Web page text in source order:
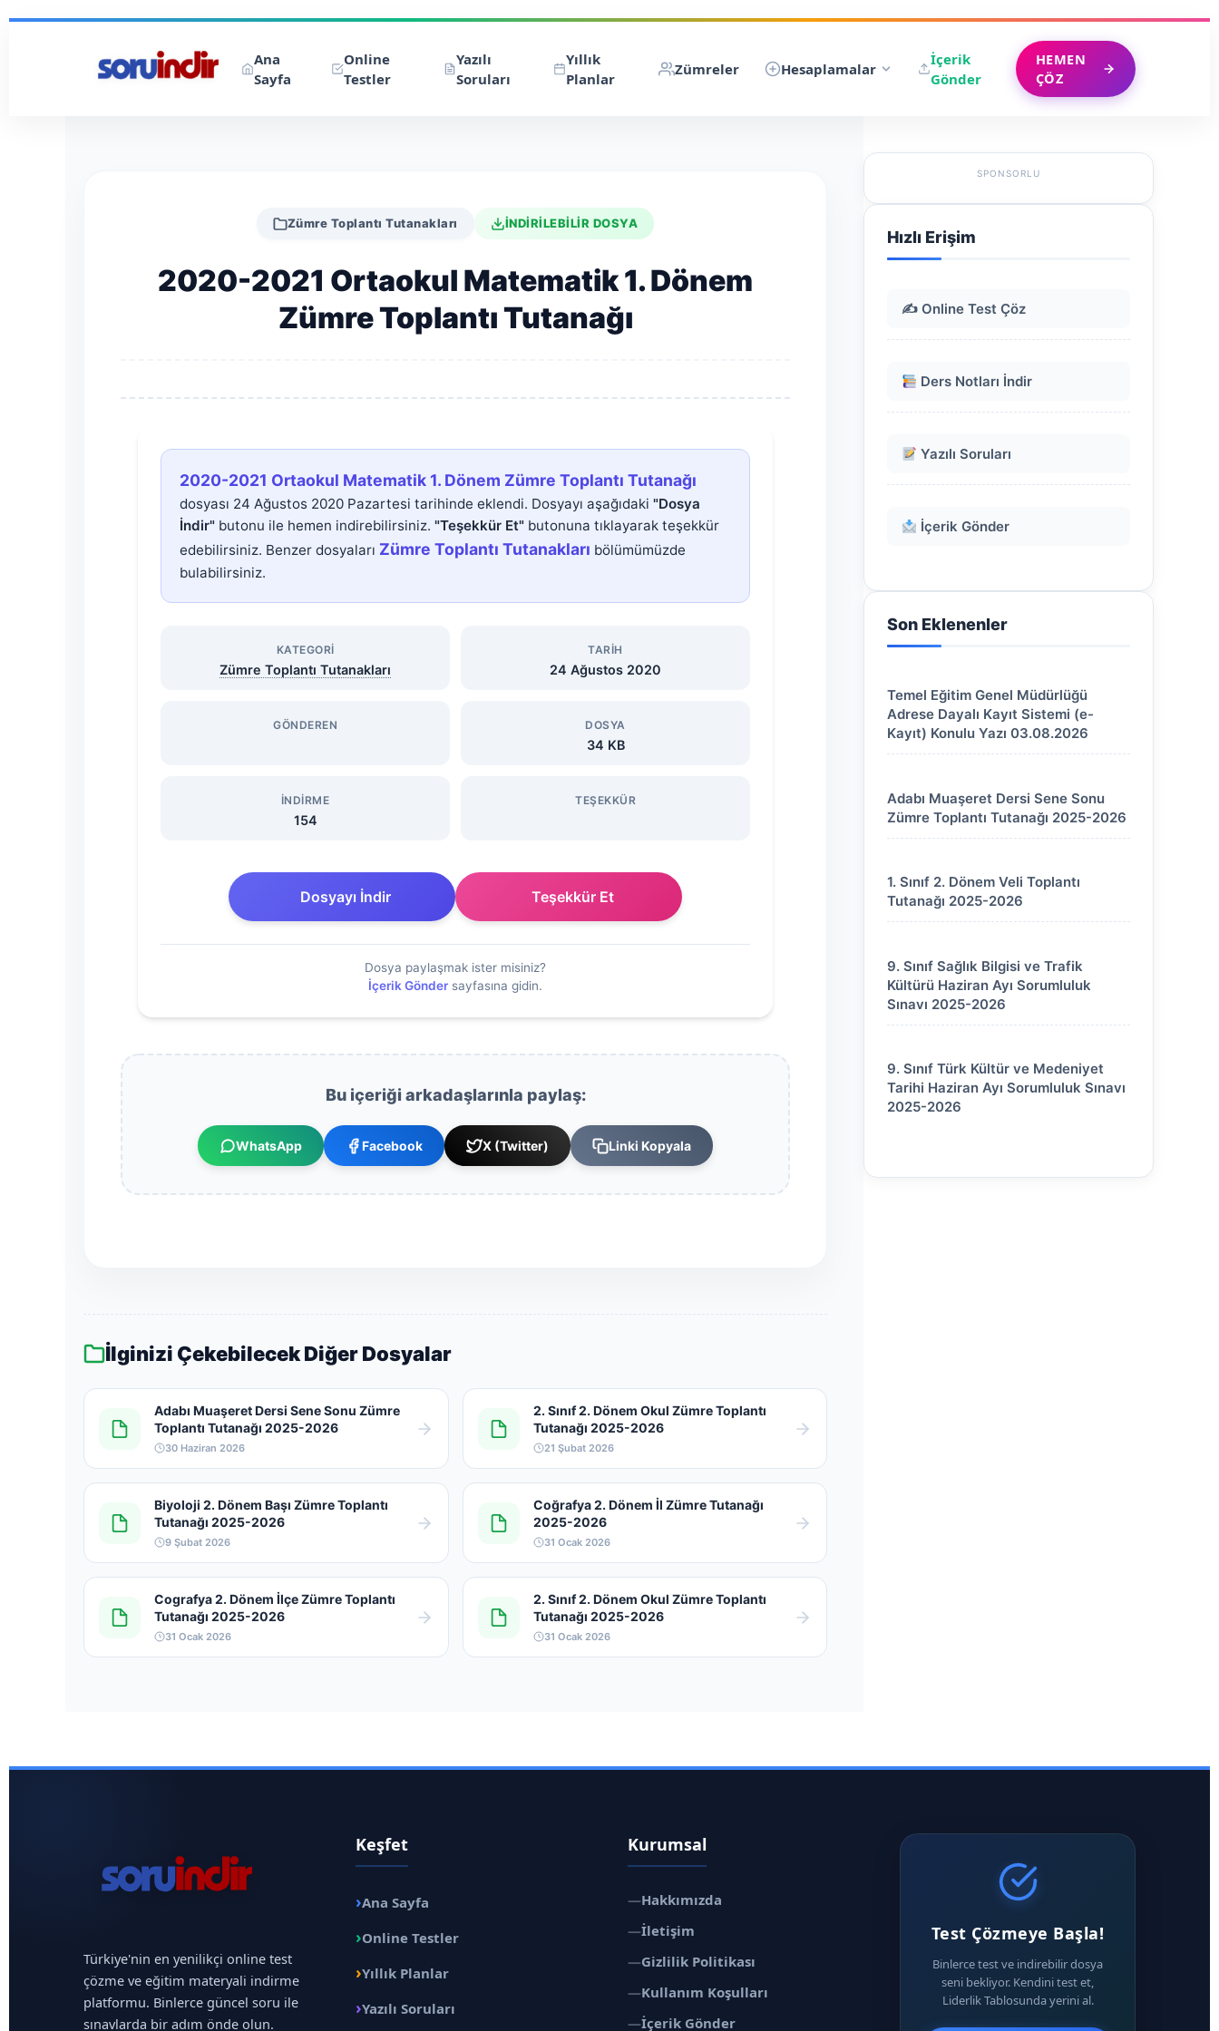
Ana
Sayfa
Online
Testler
Yazılı
Soruları
Yıllık
Planlar
Zümreler Hesaplamalar
İçerik
Gönder
HEMEN
ÇÖZ
Zümre Toplantı Tutanakları İNDİRİLEBİLİR DOSYA
2020-2021 Ortaokul Matematik 1. Dönem
Zümre Toplantı Tutanağı
2020-
2021
Ortaokul
Matematik
Zümre
Toplantı
Tutanağı
Dosyasını
İndir
2020-2021 Ortaokul Matematik 1. Dönem Zümre Toplantı Tutanağı
dosyası 24 Ağustos 2020 Pazartesi tarihinde eklendi. Dosyayı aşağıdaki "Dosya
İndir" butonu ile hemen indirebilirsiniz. "Teşekkür Et" butonuna tıklayarak teşekkür
edebilirsiniz. Benzer dosyaları Zümre Toplantı Tutanakları bölümümüzde
bulabilirsiniz.
KATEGORI
Zümre Toplantı Tutanakları
TARIH
24 Ağustos 2020
GÖNDEREN DOSYA
34 KB
İNDIRME
154
TEŞEKKÜR
Dosyayı İndir Teşekkür Et
Dosya paylaşmak ister misiniz?
İçerik Gönder sayfasına gidin.
Bu içeriği arkadaşlarınla paylaş:
WhatsApp Facebook X (Twitter) Linki Kopyala
İlginizi Çekebilecek Diğer Dosyalar
Adabı Muaşeret Dersi Sene Sonu Zümre
Toplantı Tutanağı 2025-2026
30 Haziran 2026
2. Sınıf 2. Dönem Okul Zümre Toplantı
Tutanağı 2025-2026
21 Şubat 2026
Biyoloji 2. Dönem Başı Zümre Toplantı
Tutanağı 2025-2026
9 Şubat 2026
Coğrafya 2. Dönem İl Zümre Tutanağı
2025-2026
31 Ocak 2026
Cografya 2. Dönem İlçe Zümre Toplantı
Tutanağı 2025-2026
31 Ocak 2026
2. Sınıf 2. Dönem Okul Zümre Toplantı
Tutanağı 2025-2026
31 Ocak 2026
SPONSORLU
Hızlı Erişim
✍️ Online Test Çöz
Ders Notları İndir
Yazılı Soruları
İçerik Gönder
Son Eklenenler
Temel Eğitim Genel Müdürlüğü
Adrese Dayalı Kayıt Sistemi (e-
Kayıt) Konulu Yazı 03.08.2026
Adabı Muaşeret Dersi Sene Sonu
Zümre Toplantı Tutanağı 2025-2026
1. Sınıf 2. Dönem Veli Toplantı
Tutanağı 2025-2026
9. Sınıf Sağlık Bilgisi ve Trafik
Kültürü Haziran Ayı Sorumluluk
Sınavı 2025-2026
9. Sınıf Türk Kültür ve Medeniyet
Tarihi Haziran Ayı Sorumluluk Sınavı
2025-2026
Türkiye'nin en yenilikçi online test
çözme ve eğitim materyali indirme
platformu. Binlerce güncel soru ile
sınavlarda bir adım önde olun.
Keşfet
›Ana Sayfa
›Online Testler
›Yıllık Planlar
›Yazılı Soruları
Kurumsal
—Hakkımızda
—İletişim
—Gizlilik Politikası
—Kullanım Koşulları
—İçerik Gönder
Test Çözmeye Başla!
Binlerce test ve indirebilir dosya
seni bekliyor. Kendini test et,
Liderlik Tablosunda yerini al.